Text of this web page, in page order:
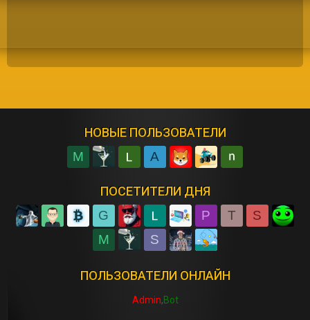
НОВЫЕ ПОЛЬЗОВАТЕЛИ
M A
ПОСЕТИТЕЛИ ДНЯ
G P T
S
M
S
ПОЛЬЗОВАТЕЛИ ОНЛАЙН
Admin Bot